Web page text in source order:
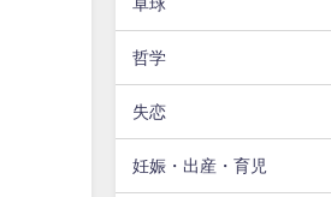
卓球
哲学
失恋
妊娠・出産・育児